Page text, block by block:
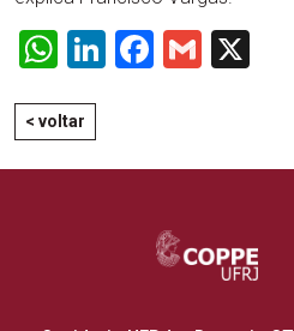
WhatsApp
LinkedIn
Facebook
Gmail
< voltar